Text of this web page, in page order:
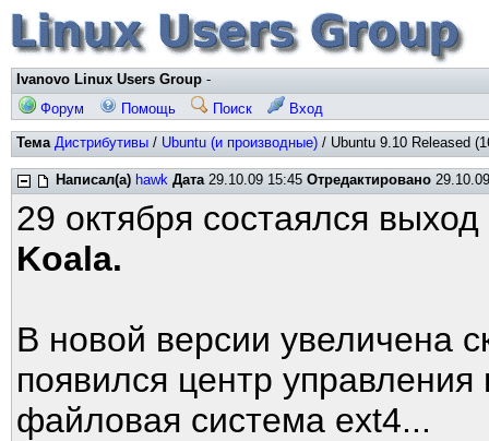
Ivanovo Linux Users Group -
Форум
Помощь Поиск Вход
Тема Дистрибутивы / Ubuntu (и производные) / Ubuntu 9.10 Released
Написал(а) hawk Дата29.10.09 15:45 Отредактировано
29 октября состаялся
Koala.
В новой версии увеличена
появился центр
файловая система ext4...